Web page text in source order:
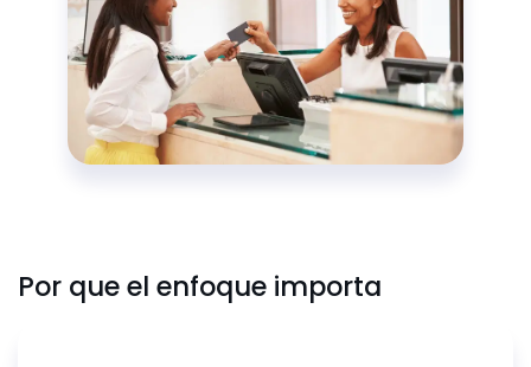
Por que el enfoque importa